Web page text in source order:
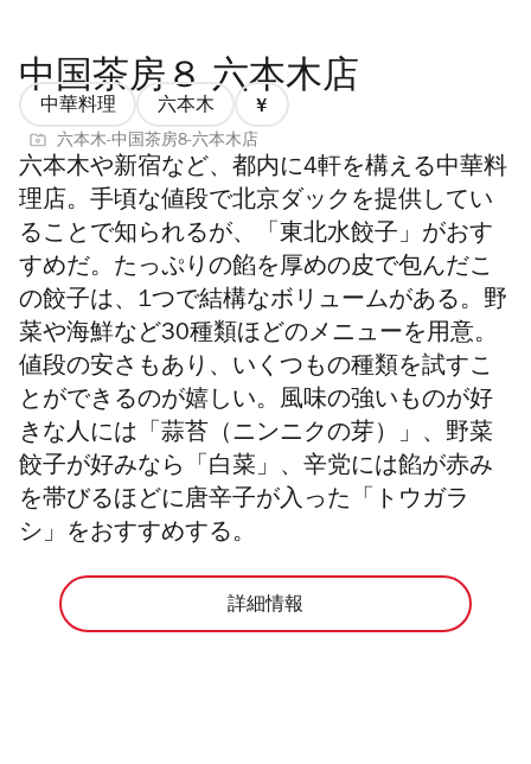
中国茶房８ 六本木店
中華料理 六本木
価
1/4
六本木-中国茶房8-六本木店
六本木や新宿など、都内に4軒を構える中華料
理店。手頃な値段で北京ダックを提供してい
ることで知られるが、「東北水餃子」がおす
すめだ。たっぷりの餡を厚めの皮で包んだこ
の餃子は、1つで結構なボリュームがある。野
菜や海鮮など30種類ほどのメニューを用意。
値段の安さもあり、いくつもの種類を試すこ
とができるのが嬉しい。風味の強いものが好
きな人には「蒜苔（ニンニクの芽）」、野菜
餃子が好みなら「白菜」、辛党には餡が赤み
を帯びるほどに唐辛子が入った「トウガラ
シ」をおすすめする。
詳細情報